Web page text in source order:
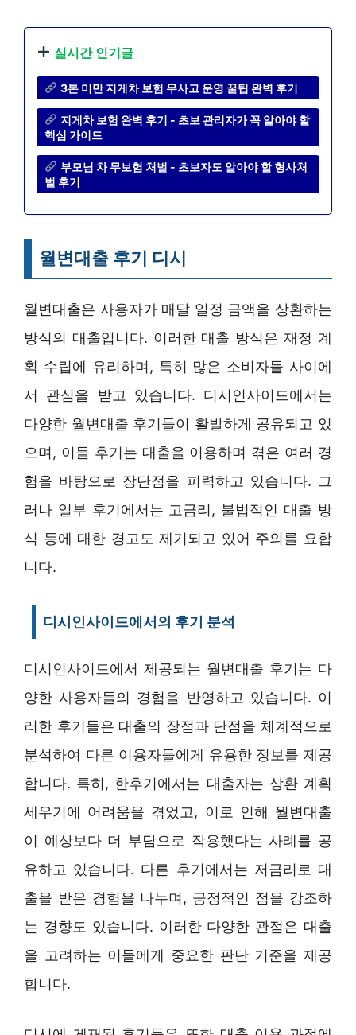
실시간 인기글
3톤 미만 지게차 보험 무사고 운영 꿀팁 완벽 후기
지게차 보험 완벽 후기 - 초보 관리자가 꼭 알아야 할
핵심 가이드
부모님 차 무보험 처벌 - 초보자도 알아야 할 형사처
벌 후기
월변대출 후기 디시
월변대출은 사용자가 매달 일정 금액을 상환하는
방식의 대출입니다. 이러한 대출 방식은 재정 계
획 수립에 유리하며, 특히 많은 소비자들 사이에
서 관심을 받고 있습니다. 디시인사이드에서는
다양한 월변대출 후기들이 활발하게 공유되고 있
으며, 이들 후기는 대출을 이용하며 겪은 여러 경
험을 바탕으로 장단점을 피력하고 있습니다. 그
러나 일부 후기에서는 고금리, 불법적인 대출 방
식 등에 대한 경고도 제기되고 있어 주의를 요합
니다.
디시인사이드에서의 후기 분석
디시인사이드에서 제공되는 월변대출 후기는 다
양한 사용자들의 경험을 반영하고 있습니다. 이
러한 후기들은 대출의 장점과 단점을 체계적으로
분석하여 다른 이용자들에게 유용한 정보를 제공
합니다. 특히, 한후기에서는 대출자는 상환 계획
세우기에 어려움을 겪었고, 이로 인해 월변대출
이 예상보다 더 부담으로 작용했다는 사례를 공
유하고 있습니다. 다른 후기에서는 저금리로 대
출을 받은 경험을 나누며, 긍정적인 점을 강조하
는 경향도 있습니다. 이러한 다양한 관점은 대출
을 고려하는 이들에게 중요한 판단 기준을 제공
합니다.